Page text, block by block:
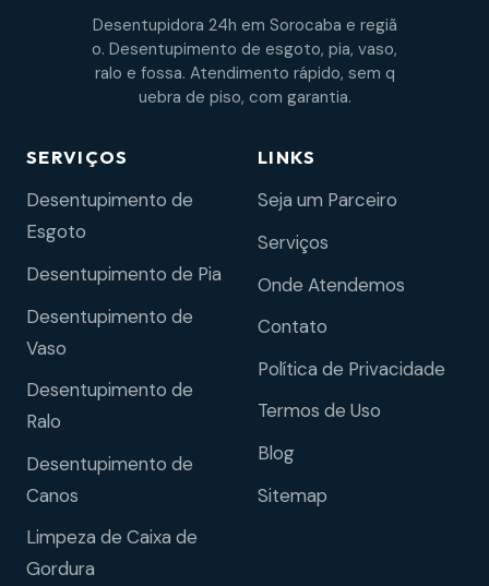
Desentupidora 24h em Sorocaba e regiã
o. Desentupimento de esgoto, pia, vaso,
ralo e fossa. Atendimento rápido, sem q
uebra de piso, com garantia.
SERVIÇOS
Desentupimento de
Esgoto
Desentupimento de Pia
Desentupimento de
Vaso
Desentupimento de
Ralo
Desentupimento de
Canos
Limpeza de Caixa de
Gordura
LINKS
Seja um Parceiro
Serviços
Onde Atendemos
Contato
Política de Privacidade
Termos de Uso
Blog
Sitemap